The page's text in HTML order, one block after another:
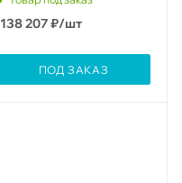
138 207₽/шт
ПОД ЗАКАЗ